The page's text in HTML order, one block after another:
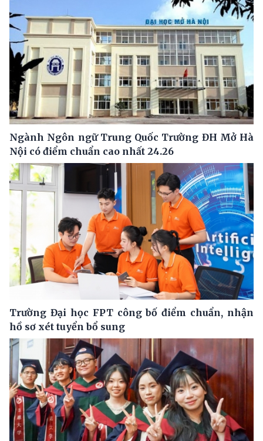
Ngành Ngôn ngữ Trung Quốc Trường ĐH Mở Hà
Nội có điểm chuẩn cao nhất 24.26
Trường Đại học FPT công bố điểm chuẩn, nhận
hồ sơ xét tuyển bổ sung